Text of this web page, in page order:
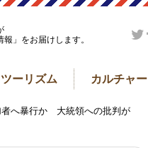
」をお届けします。
ツーリズム カルチャー
へ暴行か 大統領への批判が